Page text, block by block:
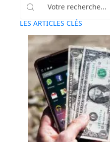
LES ARTICLES CLÉS